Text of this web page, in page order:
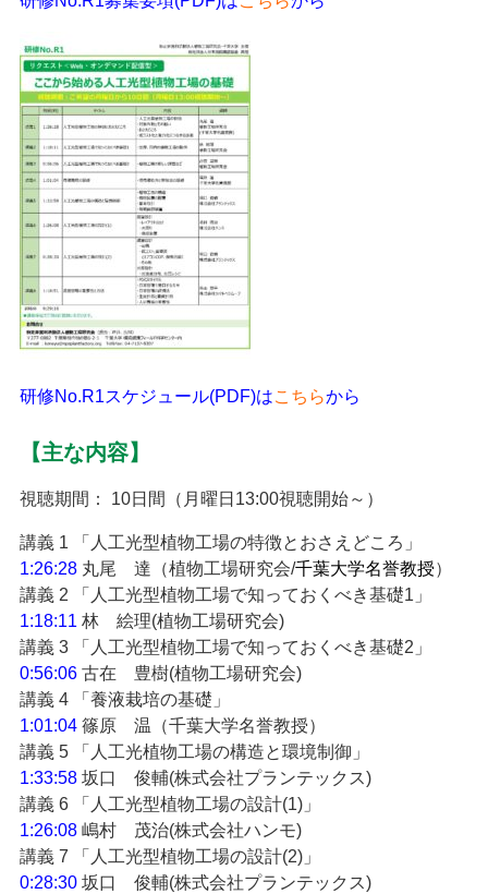
研修No.R1スケジュール(PDF)はこちらから
【主な内容】
視聴期間： 10日間（月曜日13:00視聴開始～）
講義 1 「人工光型植物工場の特徴とおさえどころ」
1:26:28丸尾 達（植物工場研究会/千葉大学名誉教授）
講義 2 「人工光型植物工場で知っておくべき基礎1」
1:18:11 林 絵理(植物工場研究会)
講義 3 「人工光型植物工場で知っておくべき基礎2」
0:56:06古在 豊樹(植物工場研究会)
講義 4 「養液栽培の基礎」
1:01:04篠原 温（千葉大学名誉教授）
講義 5 「人工光植物工場の構造と環境制御」
1:33:58坂口 俊輔(株式会社プランテックス)
講義 6 「人工光型植物工場の設計(1)」
1:26:08嶋村 茂治(株式会社ハンモ)
講義 7 「人工光型植物工場の設計(2)」
0:28:30坂口 俊輔(株式会社プランテックス)